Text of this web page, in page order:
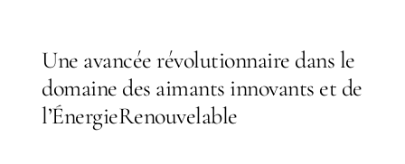
Une avancée révolutionnaire dans le
domaine des aimants innovants et de
l’ÉnergieRenouvelable